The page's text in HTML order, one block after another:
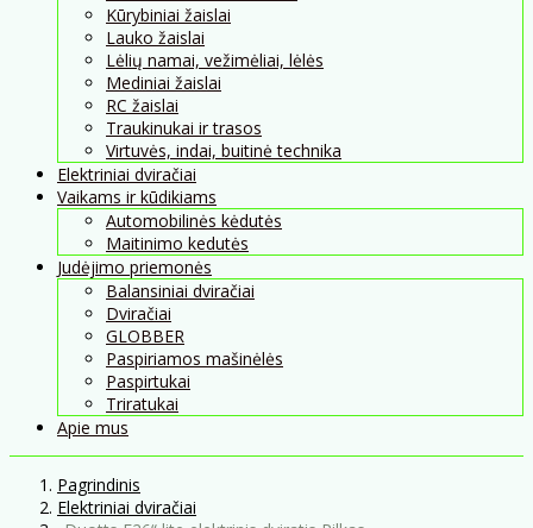
Kūrybiniai žaislai
Lauko žaislai
Lėlių namai, vežimėliai, lėlės
Mediniai žaislai
RC žaislai
Traukinukai ir trasos
Virtuvės, indai, buitinė technika
Elektriniai dviračiai
Vaikams ir kūdikiams
Automobilinės kėdutės
Maitinimo kedutės
Judėjimo priemonės
Balansiniai dviračiai
Dviračiai
GLOBBER
Paspiriamos mašinėlės
Paspirtukai
Triratukai
Apie mus
Pagrindinis
Elektriniai dviračiai